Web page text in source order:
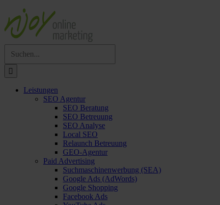
nach:
Leistungen
SEO Agentur
SEO Beratung
SEO Betreuung
SEO Analyse
Local SEO
Relaunch Betreuung
GEO-Agentur
Paid Advertising
Suchmaschinenwerbung (SEA)
Google Ads (AdWords)
Google Shopping
Facebook Ads